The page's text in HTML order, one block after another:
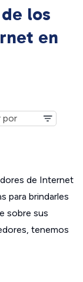
los
en
de Internet
para brindarles
sobre sus
tenemos